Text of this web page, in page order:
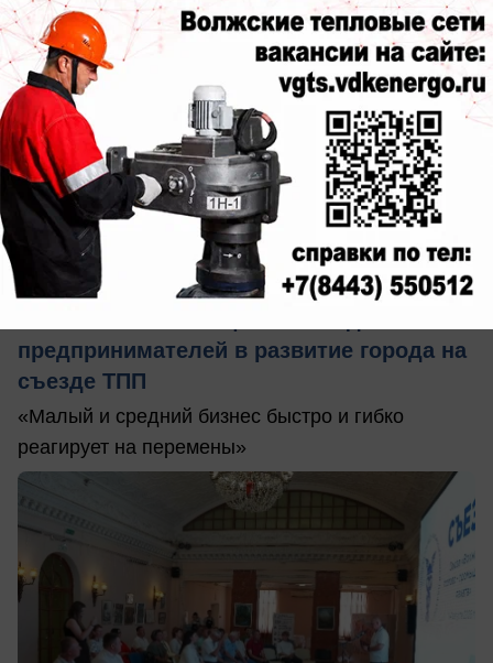
вчера в 20:26 0
Политика
предпринимателей в развитие города на
съезде ТПП
«Малый и средний бизнес быстро и гибко
реагирует на перемены»